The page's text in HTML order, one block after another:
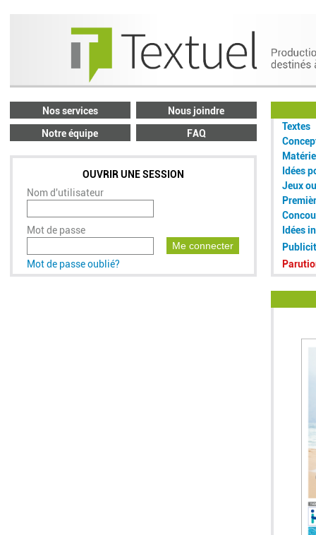
Nos services
Nous joindre
Notre équipe
FAQ
OUVRIR UNE SESSION
Nom d'utilisateur
Mot de passe
Me connecter
Mot de passe oublié?
Textes
Idées
Jeux
Idées